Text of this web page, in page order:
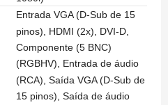
Entrada VGA (D-Sub de 15
pinos), HDMI (2x), DVI-D,
Componente (5 BNC)
(RGBHV), Entrada de áudio
(RCA), Saída VGA (D-Sub de
15 pinos), Saída de áudio